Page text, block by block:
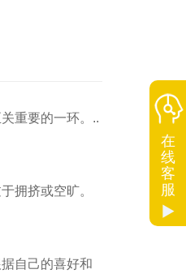
重要的一环。..
拥挤或空旷。
自己的喜好和
在
线
客
服